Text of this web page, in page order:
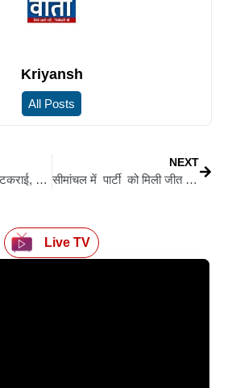
Kriyansh
All Posts
खगड़िया में कार पेड़ से टकराई, शादी में जा रहे चाचा-भतीजे की गई जान
NEXT
सीमांचल में पार्टी को मिली जीत पर असदुद्दीन ओवैसी ने कोचाधामन में वोटरों को किया शुक्रिया अदा
Live TV